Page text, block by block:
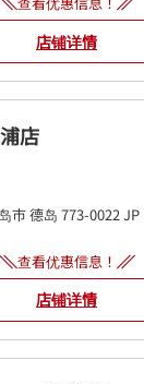
店铺详情
店
市德岛 773-0022 JP
查看优惠信息！
店铺详情